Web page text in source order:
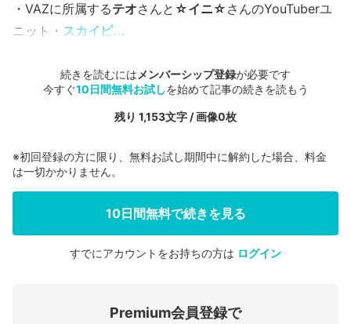
・VAZに所属するテオさんと ☆イニ☆ さんのYouTuberユ
ニット・ スカイピ...
続きを読むには メンバーシップ登録が必要です
今すぐ10日間無料お試しを始めて記事の続きを読もう
残り 1,153文字 / 画像0枚
会員登録する
ログインする
※初回登録の方に限り、無料お試し期間中に解約した場合、料金
は一切かかりません。
10日間無料で続きを見る
すでにアカウントをお持ちの方は ログイン
Premium会員登録で